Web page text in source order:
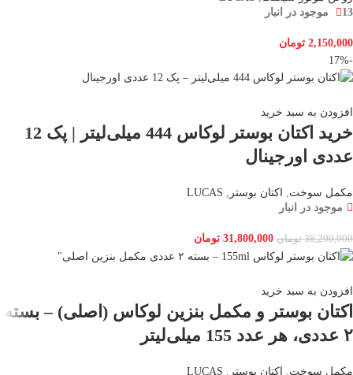
13 موجود در انبار
2,150,000 تومان
-17%
افزودن به سبد خرید
خرید اکتان بوستر لوکاس 444 میلی‌لیتر | پک 12
عددی اورجینال
مکمل سوخت, اکتان بوستر ,
LUCAS
موجود در انبار
38,200,000 تومان 31,800,000 تومان
افزودن به سبد خرید
اکتان بوستر و مکمل بنزین لوکاس (اصلی) – بسته
۲ عددی، هر عدد 155 میلی‌لیتر
مکمل سوخت, اکتان بوستر ,
LUCAS